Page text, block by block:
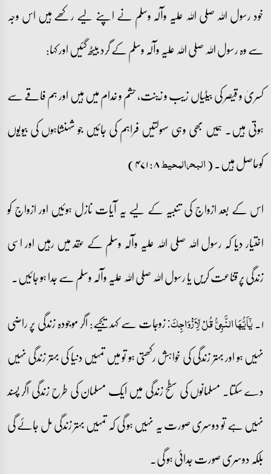
خود رسول اللہ صلی اللہ علیہ وآلہ وسلم نے اپنے لیے رکھے ہیں اس وجہ
سے وہ رسول اللہ صلی اللہ علیہ وآلہ وسلم کے گرد بیٹھ گئیں اور کہا:
کسریٰ و قیصر کی بیٹیاں زیب و زینت، حشم و خدام میں ہیں اور ہم فاقے سے
ہوتی ہیں۔ ہمیں بھی وہی سہولتیں فراہم کی جائیں جو شہنشاہوں کی بیویوں
کوحاصل ہیں۔ (البحرالمحیط۸: ۴۷۱)
اس کے بعد ازواج کی تنبیہ کے لیے یہ آیات نازل ہوئیں اور ازواج کو
اختیار دیا کہ رسول اللہ صلی اللہ علیہ وآلہ وسلم کے عقد میں رہیں اور اسی
زندگی پر قناعت کریں یا رسول اللہ صلی اللہ علیہ وآلہ وسلم سے جدا ہو جائیں۔
۱۔ یٰۤاَیُّہَا النَّبِیُّ قُلۡ لِّاَزۡوَاجِکَ:زوجات سے کہدیجیے: اگر موجودہ زندگی پر راضی
نہیں ہو اور بہتر زندگی کی خواہش رکھتی ہو تو میں تمہیں دنیا کی بہتر زندگی نہیں
دے سکتا۔ مسلمانوں کی سطح زندگی میں ایک مسلمان کی طرح زندگی اگر پسند
نہیں ہے تو دوسری صورت یہ نہیں ہو گی کہ تمہیں بہتر زندگی مل جائے گی
بلکہ دوسری صورت جدائی ہو گی۔